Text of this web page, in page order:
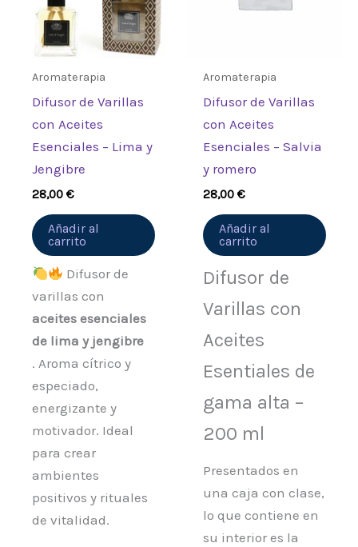
Aromaterapia
Difusor de Varillas
con Aceites
Esenciales – Lima y
Jengibre
28,00€
Añadir al
carrito
Difusor de
varillas con
aceites esenciales
de lima y jengibre
. Aroma cítrico y
especiado,
energizante y
motivador. Ideal
para crear
ambientes
positivos y rituales
de vitalidad.
Aromaterapia
Difusor de Varillas
con Aceites
Esenciales – Salvia
y romero
28,00€
Añadir al
carrito
Difusor de
Varillas con
Aceites
Esentiales de
gama alta –
200 ml
Presentados en
una caja con clase,
lo que contiene en
su interior es la